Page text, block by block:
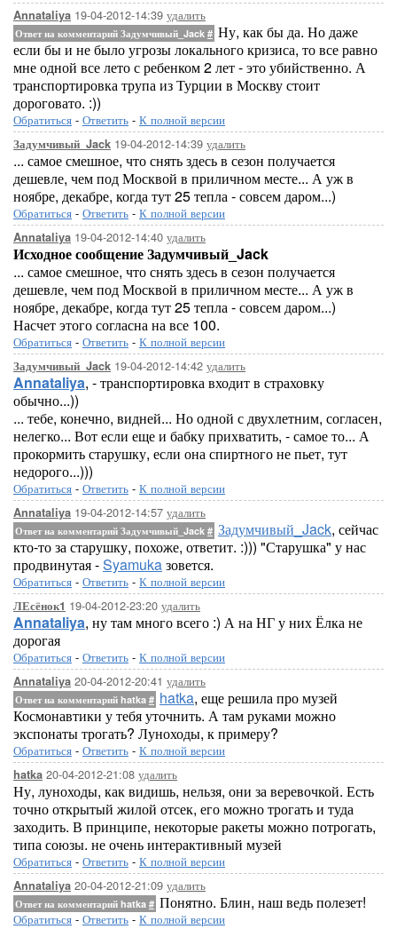
Annataliya 19-04-2012-14:39 удалить
Ответ на комментарий Задумчивый_Jack # Ну, как бы да. Но даже
если бы и не было угрозы локального кризиса, то все равно
мне одной все лето с ребенком 2 лет - это убийственно. А
транспортировка трупа из Турции в Москву стоит
дороговато. :))
Обратиться - Ответить - К полной версии
Задумчивый_Jack 19-04-2012-14:39 удалить
... самое смешное, что снять здесь в сезон получается
дешевле, чем под Москвой в приличном месте... А уж в
ноябре, декабре, когда тут 25 тепла - совсем даром...)
Обратиться - Ответить - К полной версии
Annataliya 19-04-2012-14:40 удалить
Исходное сообщение Задумчивый_Jack
... самое смешное, что снять здесь в сезон получается
дешевле, чем под Москвой в приличном месте... А уж в
ноябре, декабре, когда тут 25 тепла - совсем даром...)
Насчет этого согласна на все 100.
Обратиться - Ответить - К полной версии
Задумчивый_Jack 19-04-2012-14:42 удалить
Annataliya, - транспортировка входит в страховку
обычно...))
... тебе, конечно, видней... Но одной с двухлетним, согласен,
нелегко... Вот если еще и бабку прихватить, - самое то... А
прокормить старушку, если она спиртного не пьет, тут
недорого...)))
Обратиться - Ответить - К полной версии
Annataliya 19-04-2012-14:57 удалить
Ответ на комментарий Задумчивый_Jack # Задумчивый_Jack, сейчас
кто-то за старушку, похоже, ответит. :))) "Старушка" у нас
продвинутая -Syamukaзовется.
Обратиться - Ответить - К полной версии
ЛЕсёнок1 19-04-2012-23:20 удалить
Annataliya, ну там много всего :) А на НГ у них Ёлка не
дорогая
Обратиться - Ответить - К полной версии
Annataliya 20-04-2012-20:41 удалить
Ответ на комментарий hatka # hatka, еще решила про музей
Космонавтики у тебя уточнить. А там руками можно
экспонаты трогать? Луноходы, к примеру?
Обратиться - Ответить - К полной версии
hatka 20-04-2012-21:08 удалить
Ну, луноходы, как видишь, нельзя, они за веревочкой. Есть
точно открытый жилой отсек, его можно трогать и туда
заходить. В принципе, некоторые ракеты можно потрогать,
типа союзы. не очень интерактивный музей
Обратиться - Ответить - К полной версии
Annataliya 20-04-2012-21:09 удалить
Ответ на комментарий hatka # Понятно. Блин, наш ведь полезет!
Обратиться - Ответить - К полной версии